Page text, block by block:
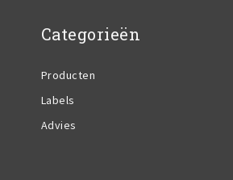
Categorieën
Producten
Labels
Advies